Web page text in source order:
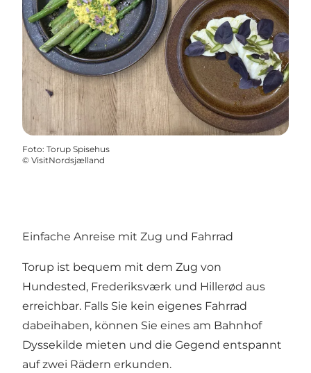
Foto: Torup Spisehus
© VisitNordsjælland
Einfache Anreise mit Zug und Fahrrad
Torup ist bequem mit dem Zug von
Hundested, Frederiksværk und Hillerød aus
erreichbar. Falls Sie kein eigenes Fahrrad
dabeihaben, können Sie eines am Bahnhof
Dyssekilde mieten und die Gegend entspannt
auf zwei Rädern erkunden.